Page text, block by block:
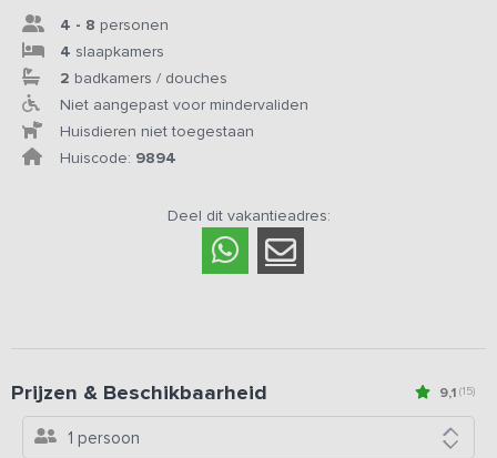
4 - 8 personen
4 slaapkamers
2 badkamers / douches
Niet aangepast voor mindervaliden
Huisdieren niet toegestaan
Huiscode: 9894
Deel dit vakantieadres:
9,1 (15)
Prijzen & Beschikbaarheid
1 persoon